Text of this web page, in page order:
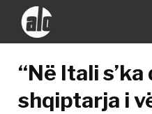
“Në Itali
shqiptarja i